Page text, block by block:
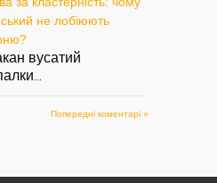
не лобіюють
вусатий
Попередні коментарі »